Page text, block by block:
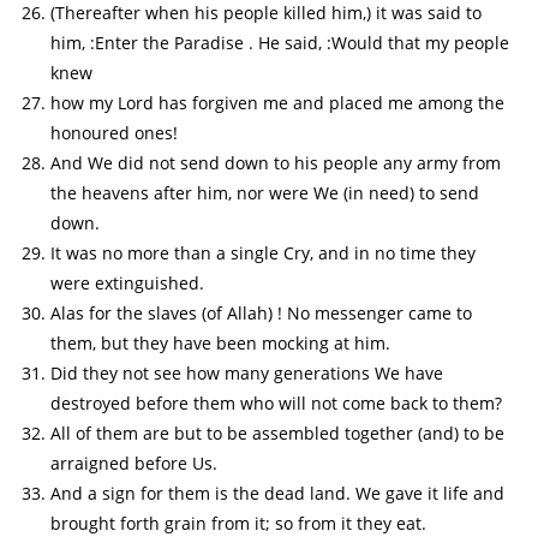
(Thereafter when his people killed him,) it was said to
him, :Enter the Paradise . He said, :Would that my people
knew
how my Lord has forgiven me and placed me among the
honoured ones!
And We did not send down to his people any army from
the heavens after him, nor were We (in need) to send
down.
It was no more than a single Cry, and in no time they
were extinguished.
Alas for the slaves (of Allah) ! No messenger came to
them, but they have been mocking at him.
Did they not see how many generations We have
destroyed before them who will not come back to them?
All of them are but to be assembled together (and) to be
arraigned before Us.
And a sign for them is the dead land. We gave it life and
brought forth grain from it; so from it they eat.